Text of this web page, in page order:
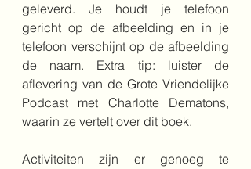
geleverd. Je houdt je telefoon
gericht op de afbeelding en in je
telefoon verschijnt op de afbeelding
de naam. Extra tip: luister de
aflevering van de Grote Vriendelijke
Podcast met Charlotte Dematons,
waarin ze vertelt over dit boek.
Activiteiten zijn er genoeg te